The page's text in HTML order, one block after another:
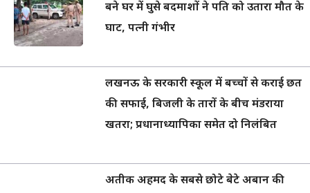
बने घर में घुसे बदमाशों ने पति को उतारा मौत के
घाट, पत्नी गंभीर
लखनऊ के सरकारी स्कूल में बच्चों से कराई छत
की सफाई, बिजली के तारों के बीच मंडराया
खतरा; प्रधानाध्यापिका समेत दो निलंबित
अतीक अहमद के सबसे छोटे बेटे अबान की